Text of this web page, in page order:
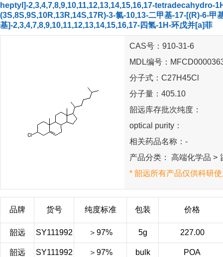
heptyl]-2,3,4,7,8,9,10,11,12,13,14,15,16,17-
(3S,8S,9S,10R,13R,14S,17R)-3-氯-10,13-二甲基-17-[(R)-6-甲
基]-2,3,4,7,8,9,10,11,12,13,14,15,16,17-四氢-1H-环戊并[a]菲
CAS号：910-31-6
MDL编号：
分子式：C27H45Cl
分子量：405.10
韶远库存批次纯度：
optical purity：
相关药品名称：-
产品分类： 高端化学品 >
* 韶远所有产品仅供科研
品牌 货号 纯度标准 包装 价格
韶远 SY111992 ＞97% 5g 227.00
韶远 SY111992 ＞97% bulk POA